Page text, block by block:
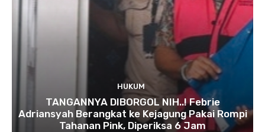
HUKUM
TANGANNYA DIBORGOL NIH..! Febrie
Adriansyah Berangkat ke Kejagung Pakai Rompi
Tahanan Pink, Diperiksa 6 Jam